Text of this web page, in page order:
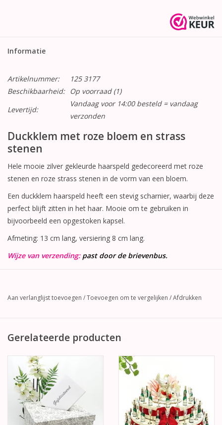
Informatie
Artikelnummer:
125 3177
Beschikbaarheid:
Op voorraad(1)
Levertijd:
Vandaag voor 14:00 besteld = vandaag
verzonden
Duckklem met roze bloem en strass
stenen
Hele mooie zilver gekleurde haarspeld gedecoreerd met roze
stenen en roze strass stenen in de vorm van een bloem.
Een duckklem haarspeld heeft een stevig scharnier, waarbij deze
perfect blijft zitten in het haar. Mooie om te gebruiken in
bijvoorbeeld een opgestoken kapsel.
Afmeting: 13 cm lang, versiering 8 cm lang.
Wijze van verzending: past door de brievenbus.
Aan verlanglijst toevoegen /Toevoegen om te vergelijken /Afdrukken
Gerelateerde producten